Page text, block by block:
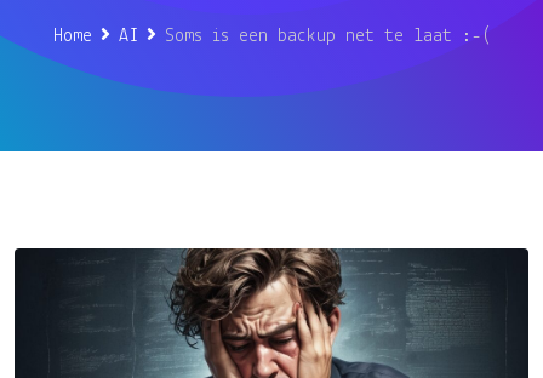
Home AI Soms is een backup net te laat :-(